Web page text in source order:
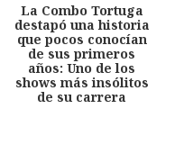
La Combo Tortuga
destapó una historia
que pocos conocían
de sus primeros
años: Uno de los
shows más insólitos
de su carrera